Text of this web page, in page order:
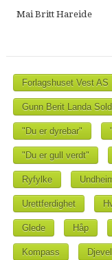
Mai Britt Hareide
Forlagshuset Vest AS
Gunn Berit Landa
"Du er dyrebar"
"Du er gull verdt"
Ryfylke
Urettferdighet
Glede Håp
Kompass